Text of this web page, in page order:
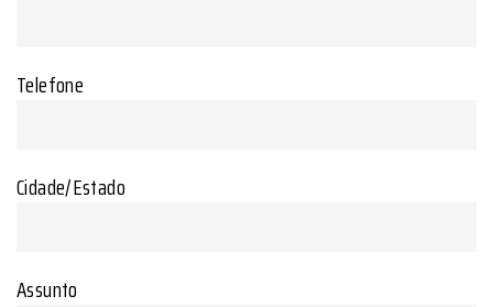
Telefone
Cidade/Estado
Assunto